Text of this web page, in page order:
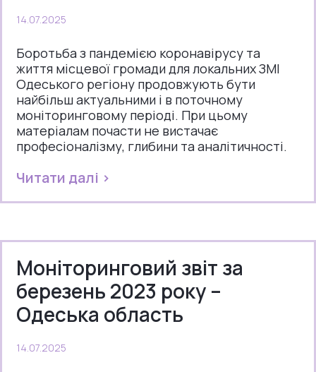
14.07.2025
Боротьба з пандемією коронавірусу та
життя місцевої громади для локальних ЗМІ
Одеського регіону продовжують бути
найбільш актуальними і в поточному
моніторинговому періоді. При цьому
матеріалам почасти не вистачає
професіоналізму, глибини та аналітичності.
Читати далі >
Моніторинговий звіт за
березень 2023 року –
Одеська область
14.07.2025